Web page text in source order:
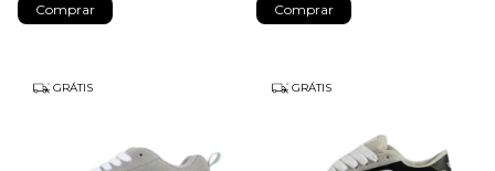
Comprar Comprar
GRÁTIS GRÁTIS